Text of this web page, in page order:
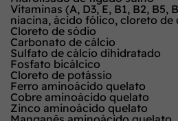
Vitaminas (A, D3, E, B1, B2, B5,
niacina, ácido fólico, cloreto de
Cloreto de sódio
Carbonato de cálcio
Sulfato de cálcio dihidratado
Fosfato bicálcico
Cloreto de potássio
Ferro aminoácido quelato
Cobre aminoácido quelato
Zinco aminoácido quelato